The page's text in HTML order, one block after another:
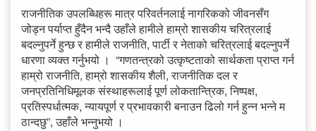
राजनीतिक उपलब्धिहरू मात्र परिवर्तनलाई नागरिकको जीवनसँग
जोड्न पर्याप्त हुँदैन भन्दै उहाँले हामीले हाम्रो शासकीय चरित्रलाई
बदल्नुपर्ने हुन्छ र हामीले राजनीति, पार्टी र नेताको चरित्रलाई बदल्नुपर्ने
धारणा व्यक्त गर्नुभयो । “गणतन्त्रको उत्कृष्टताको सार्थकता प्राप्त गर्न
हाम्रो राजनीति, हाम्रो शासकीय शैली, राजनीतिक दल र
जनप्रतिनिधिमूलक संस्थाहरूलाई पूर्ण लोकतान्त्रिक, निष्पक्ष,
प्रतिस्पर्धात्मक, न्यायपूर्ण र प्रभावकारी बनाउन ढिलो गर्न हुन्न भन्ने म
ठान्दछु”, उहाँले भन्नुभयो ।